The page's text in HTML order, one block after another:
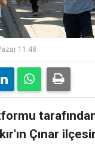
11:48
Çınar